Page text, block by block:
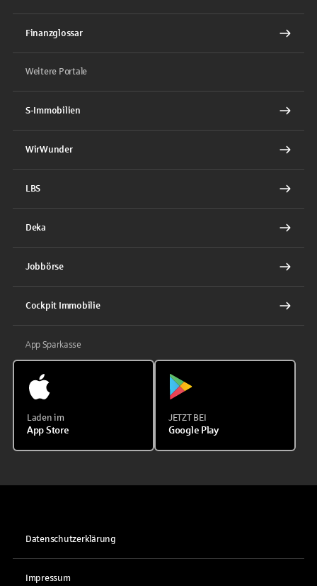
Finanzglossar
Weitere Portale
S-Immobilien
WirWunder
LBS
Deka
Jobbörse
Cockpit Immobilie
App Sparkasse
Laden im
App Store
JETZT BEI
Google Play
Datenschutzerklärung
Impressum